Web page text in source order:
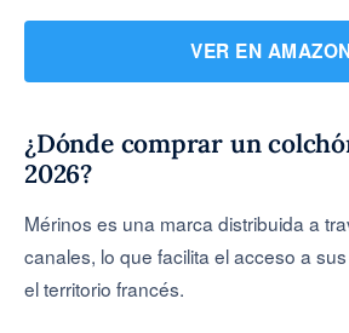
VER EN
¿Dónde comprar un
2026?
Mérinos es una marca distribuida a
canales, lo que facilita el acceso a
el territorio francés.